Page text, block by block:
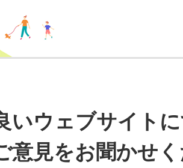
いウェブサイト
意見をお聞かせ